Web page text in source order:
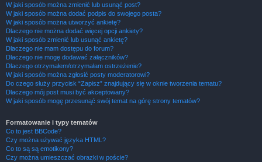
W jaki sposób można zmienić lub usunąć post?
W jaki sposób można dodać podpis do swojego posta?
W jaki sposób można utworzyć ankietę?
Dlaczego nie można dodać więcej opcji ankiety?
W jaki sposób zmienić lub usunąć ankietę?
Dlaczego nie mam dostępu do forum?
Dlaczego nie mogę dodawać załączników?
Dlaczego otrzymałem/otrzymałam ostrzeżenie?
W jaki sposób można zgłosić posty moderatorowi?
Do czego służy przycisk “Zapisz” znajdujący się w oknie tworzenia tematu?
Dlaczego mój post musi być akceptowany?
W jaki sposób mogę przesunąć swój temat na górę strony tematów?
Formatowanie i typy tematów
Co to jest BBCode?
Czy można używać języka HTML?
Co to są są emotikony?
Czy można umieszczać obrazki w poście?